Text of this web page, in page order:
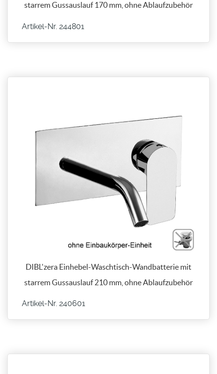
starrem Gussauslauf 170 mm, ohne Ablaufzubehör
Artikel-Nr. 244801
DIBL'zera Einhebel-Waschtisch-Wandbatterie mit
starrem Gussauslauf 210 mm, ohne Ablaufzubehör
Artikel-Nr. 240601